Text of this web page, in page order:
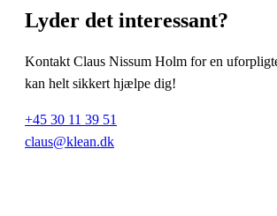
Lyder det interessant?
Kontakt Claus Nissum Holm for en
kan helt sikkert hjælpe dig!
+45 30 11 39 51
claus@klean.dk